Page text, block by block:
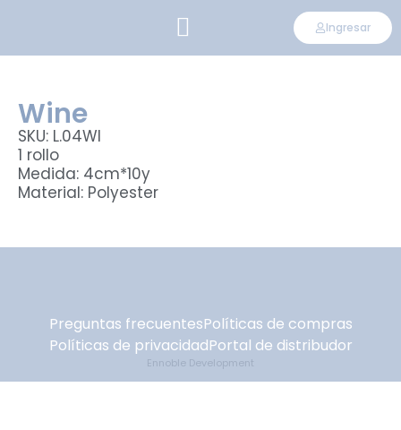
Ingresar
Wine
SKU: L.04WI
1 rollo
Medida: 4cm*10y
Material: Polyester
Preguntas frecuentesPolíticas de compras
Políticas de privacidadPortal de distribudor
Ennoble Development